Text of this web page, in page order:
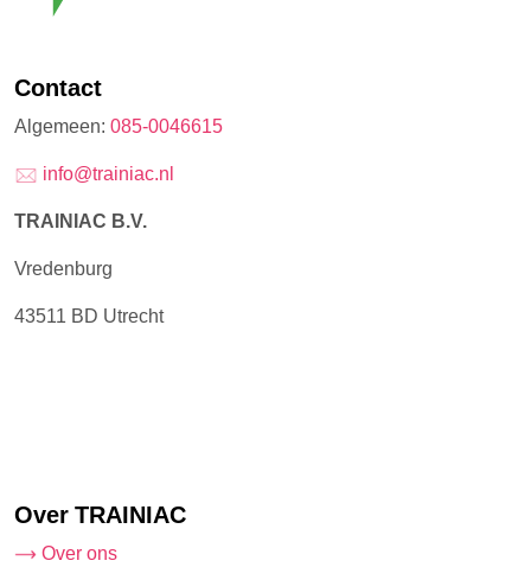
Contact
Algemeen: 085-0046615
info@trainiac.nl
TRAINIAC B.V.
Vredenburg
43511 BD Utrecht
Over TRAINIAC
Over ons